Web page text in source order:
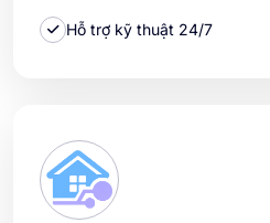
Hỗ trợ kỹ thuật 24/7